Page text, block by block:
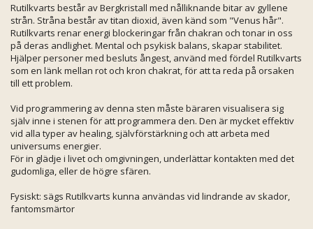
Rutilkvarts består av Bergkristall med nålliknande bitar av gyllene
strån. Stråna består av titan dioxid, även känd som "Venus hår".
Rutilkvarts renar energi blockeringar från chakran och tonar in oss
på deras andlighet. Mental och psykisk balans, skapar stabilitet.
Hjälper personer med besluts ångest, använd med fördel Rutilkvarts
som en länk mellan rot och kron chakrat, för att ta reda på orsaken
till ett problem.
Vid programmering av denna sten måste bäraren visualisera sig
själv inne i stenen för att programmera den. Den är mycket effektiv
vid alla typer av healing, självförstärkning och att arbeta med
universums energier.
För in glädje i livet och omgivningen, underlättar kontakten med det
gudomliga, eller de högre sfären.
Fysiskt: sägs Rutilkvarts kunna användas vid lindrande av skador,
fantomsmärtor